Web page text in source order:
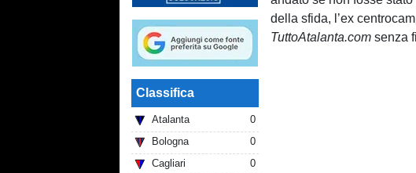
Classifica
Atalanta
0
Bologna
0
Cagliari
0
della sfida, l’ex
TuttoAtalanta.com senza